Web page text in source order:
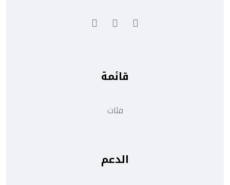
قائمة
فئات
الدعم